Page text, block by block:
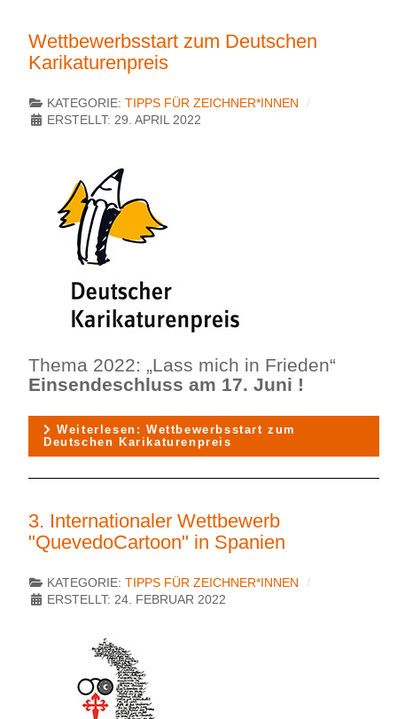
Wettbewerbsstart zum Deutschen
Karikaturenpreis
KATEGORIE: TIPPS FÜR ZEICHNER*INNEN
ERSTELLT: 29. APRIL 2022
Thema 2022: „Lass mich in Frieden“
Einsendeschluss am 17. Juni !
Weiterlesen: Wettbewerbsstart zum
Deutschen Karikaturenpreis
3. Internationaler Wettbewerb
"QuevedoCartoon" in Spanien
KATEGORIE: TIPPS FÜR ZEICHNER*INNEN
ERSTELLT: 24. FEBRUAR 2022